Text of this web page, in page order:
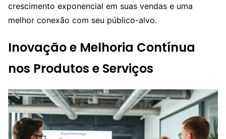
crescimento exponencial em suas vendas e uma
melhor conexão com seu público-alvo.
Inovação e Melhoria Contínua
nos Produtos e Serviços